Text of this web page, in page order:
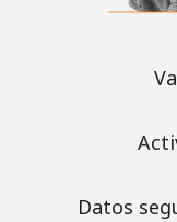
Datos